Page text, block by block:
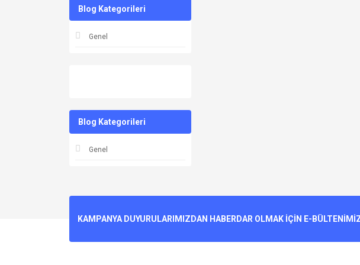
Blog Kategorileri
Genel
Blog Kategorileri
Genel
KAMPANYA DUYURULARIMIZDAN HABERDAR OLMAK İÇİN E-